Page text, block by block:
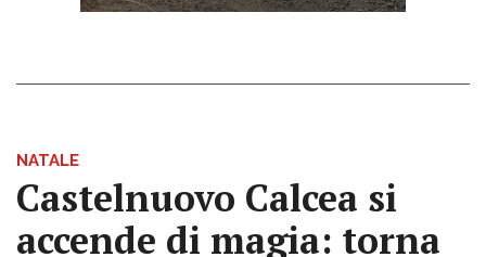
NATALE
Castelnuovo Calcea si
accende di magia: torna